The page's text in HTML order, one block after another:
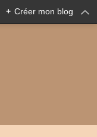
+ Créer mon blog